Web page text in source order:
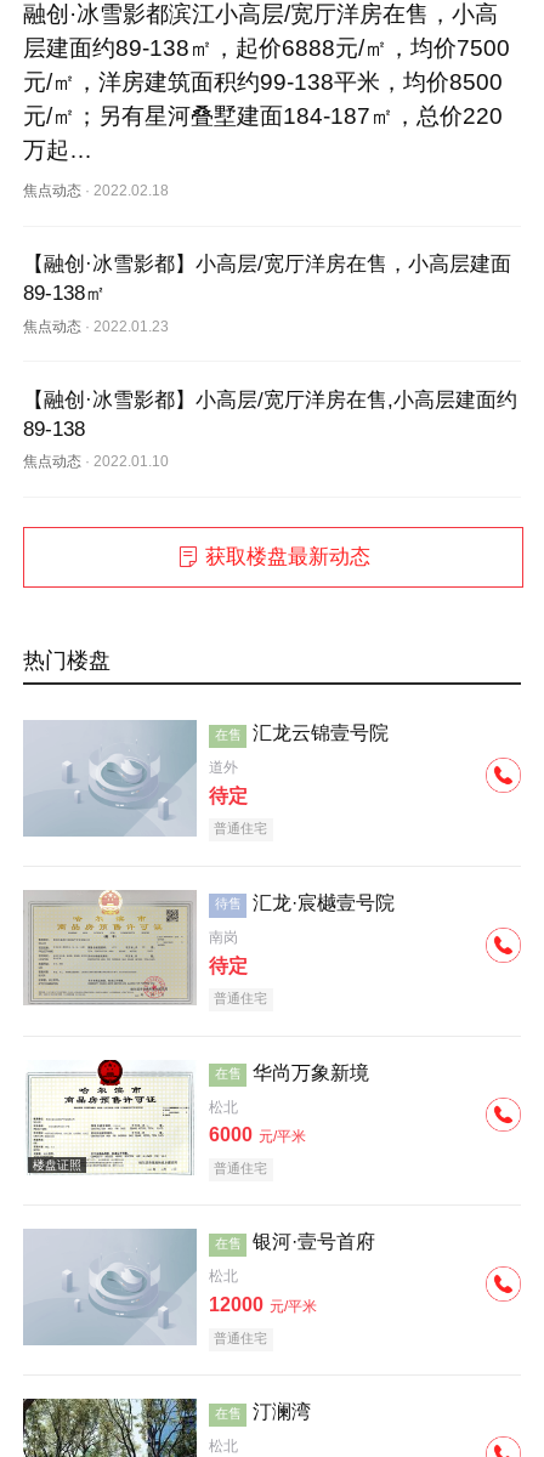
融创·冰雪影都滨江小高层/宽厅洋房在售，小高
层建面约89-138㎡，起价6888元/㎡，均价7500
元/㎡，洋房建筑面积约99-138平米，均价8500
元/㎡；另有星河叠墅建面184-187㎡，总价220
万起…
焦点动态 ·2022.02.18
【融创·冰雪影都】小高层/宽厅洋房在售，小高层建面
89-138㎡
焦点动态 · 2022.01.23
【融创·冰雪影都】小高层/宽厅洋房在售,小高层建面约
89-138
焦点动态 ·2022.01.10
获取楼盘最新动态
热门楼盘
在售 汇龙云锦壹号院
道外
待定
普通住宅
待售 汇龙·宸樾壹号院
南岗
待定
普通住宅
在售 华尚万象新境
松北
6000 元/平米
普通住宅
在售 银河·壹号首府
松北
12000 元/平米
普通住宅
在售 汀澜湾
松北